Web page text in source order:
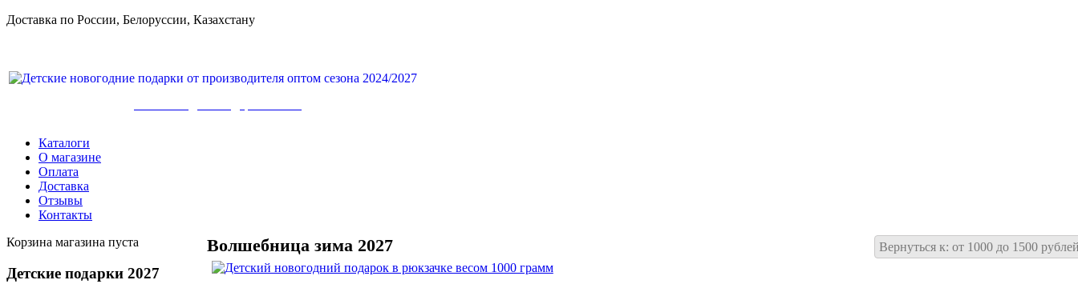
Доставка по России, Белоруссии, Казахстану
Каталоги
О магазине
Оплата
Доставка
Отзывы
Контакты
Вернуться к: от 1000 до 1500
Волшебница зима 2027
Корзина магазина пуста
Детские подарки 2027